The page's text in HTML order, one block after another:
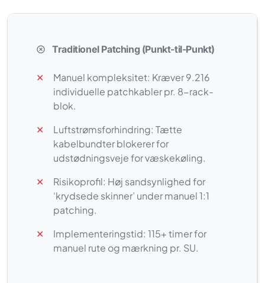
Traditionel Patching (Punkt-til-Punkt)
✕
Manuel kompleksitet: Kræver 9.216
individuelle patchkabler pr. 8-rack-
blok.
✕
Luftstrømsforhindring: Tætte
kabelbundter blokerer for
udstødningsveje for væskekøling.
✕
Risikoprofil: Høj sandsynlighed for
‘krydsede skinner’ under manuel 1:1
patching.
✕
Implementeringstid: 115+ timer for
manuel rute og mærkning pr. SU.